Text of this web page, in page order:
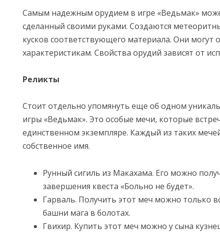
Самым надежным орудием в игре «Ведьмак»
сделанный своими руками. Создаются
кусков соответствующего материала. Они могут
характеристикам. Свойства орудий зависят от
Реликты
Стоит отдельно упомянуть еще об одном
игры «Ведьмак». Это особые мечи, которые
единственном экземпляре. Каждый из таких
собственное имя.
Рунный сигиль из Макахама. Его можно
завершения квеста «Больно не будет».
Гарваль. Получить этот меч можно только
башни мага в болотах.
Гвихир. Купить этот меч можно у сына